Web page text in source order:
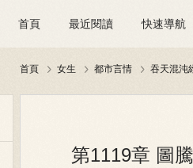
首頁 最近閱讀 快速導航
首頁  女生  都市言情  吞天混沌
第1119章 圖